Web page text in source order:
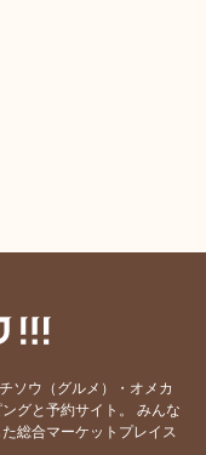
ソウ（グルメ）・オメカ
グと予約サイト。
みんな
総合マーケットプレイス